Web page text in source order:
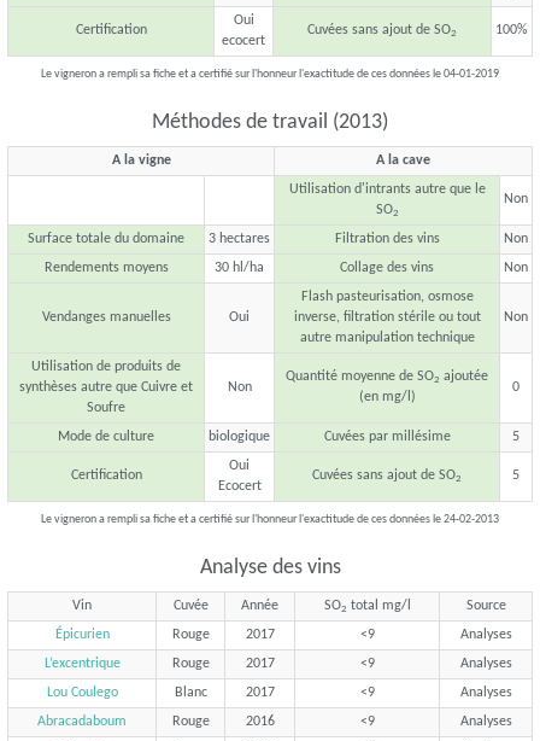
Certification
Oui
ecocert
Cuvées sans ajout de SO2 100%
Le vigneron a rempli sa fiche et a certifié sur l'honneur l'exactitude de ces données le 04-01-2019
Méthodes de travail (2013)
A la vigne
A la cave
Utilisation d'intrants autre que le
SO2
Non
Surface totale du domaine 3 hectares Filtration des vins
Non
Rendements moyens
30 hl/ha Collage des vins Non
Vendanges manuelles Oui
Flash pasteurisation, osmose
inverse, filtration stérile ou tout
autre manipulation technique
Non
Utilisation de produits de
synthèses autre que Cuivre et
Soufre
Non
Quantité moyenne de SO2 ajoutée
(en mg/l)
0
Mode de culture biologique Cuvées par millésime 5
Certification
Oui
Ecocert
Cuvées sans ajout de SO2 5
Le vigneron a rempli sa fiche et a certifié sur l'honneur l'exactitude de ces données le 24-02-2013
Analyse des vins
Vin Cuvée Année SO2 total mg/l
Source
Épicurien
Rouge 2017 <9
Analyses
L’excentrique
Rouge 2017 <9
Analyses
Lou Coulego
Blanc 2017 <9
Analyses
Abracadaboum
Rouge 2016 <9
Analyses